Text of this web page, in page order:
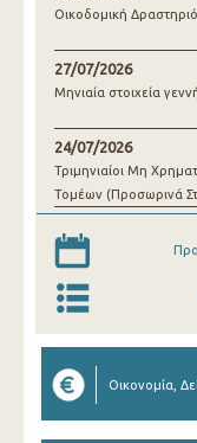
Οικοδομική
27/07/2026
Μηνιαία στοιχεία
24/07/2026
Τριμηνιαίοι Μη
Τομέων (Προσωρινά
Οικονομία,